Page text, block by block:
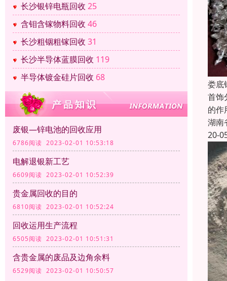
长沙银锌电瓶回收 25
含钼含镓物料回收 46
长沙粗铟粗镓回收 31
长沙半导体蓝膜回收 119
半导体镀金硅片回收 68
废银—锌电池的回收应用
6786阅读 2023-02-01 10:53:18
电解退银新工艺
6609阅读 2023-02-01 10:52:39
贵金属回收的目的
6810阅读 2023-02-01 10:52:24
回收运用生产流程
6505阅读 2023-02-01 10:51:31
含贵金属的废品及边角余料
6529阅读 2023-02-01 10:50:57
娄底
首饰
的作
湖南
20-